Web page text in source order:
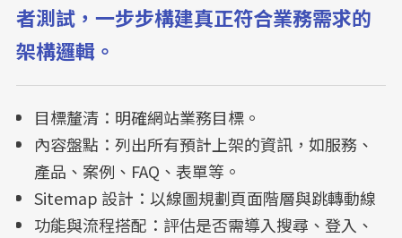
者測試，一步步構建真正符合業務需求的
架構邏輯。
目標釐清：明確網站業務目標。
內容盤點：列出所有預計上架的資訊，如服務、
產品、案例、FAQ、表單等。
Sitemap 設計：以線圖規劃頁面階層與跳轉動線
功能與流程搭配：評估是否需導入搜尋、登入、